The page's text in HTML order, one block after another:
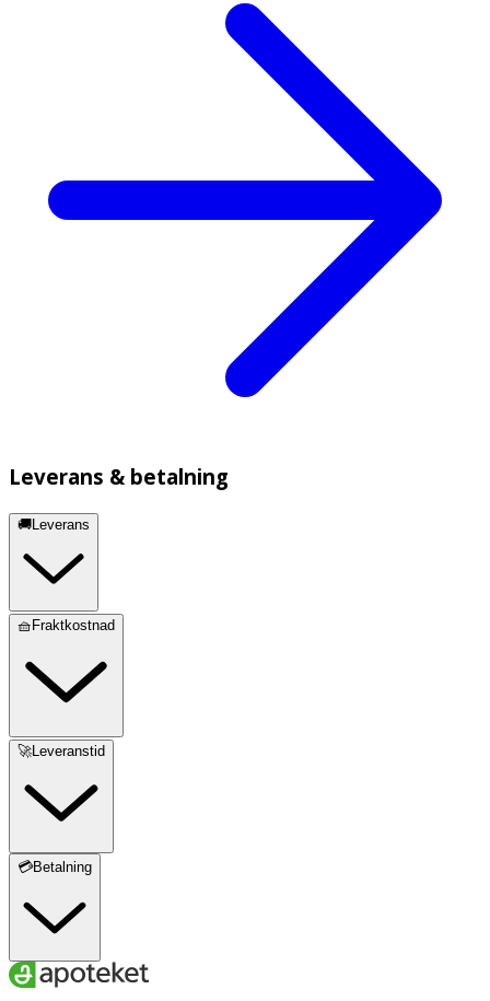
Leverans & betalning
🚚Leverans
🧺Fraktkostnad
🚀Leveranstid
💳Betalning